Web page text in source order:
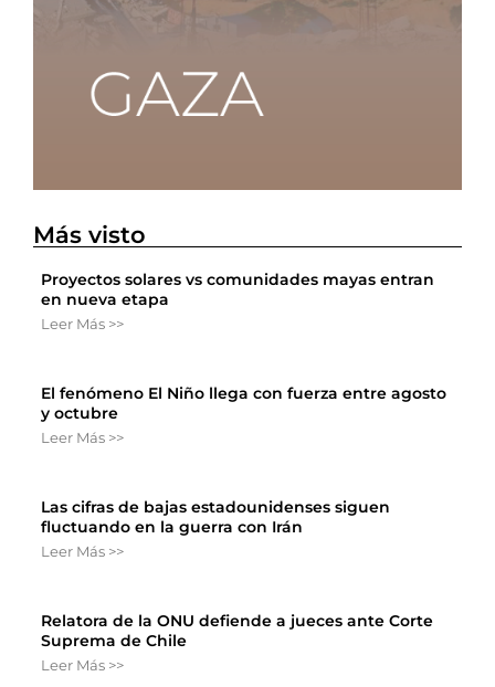
Más visto
Proyectos solares vs comunidades mayas entran
en nueva etapa
Leer Más >>
El fenómeno El Niño llega con fuerza entre agosto
y octubre
Leer Más >>
Las cifras de bajas estadounidenses siguen
fluctuando en la guerra con Irán
Leer Más >>
Relatora de la ONU defiende a jueces ante Corte
Suprema de Chile
Leer Más >>